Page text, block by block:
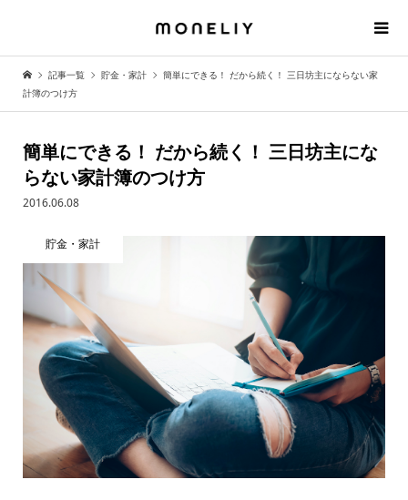
記事一覧 貯金・家計
簡単にできる！ だから続く！ 三日坊主にならない家
計簿のつけ方
簡単にできる！ だから続く！ 三日坊主にな
らない家計簿のつけ方
2016.06.08
貯金・家計